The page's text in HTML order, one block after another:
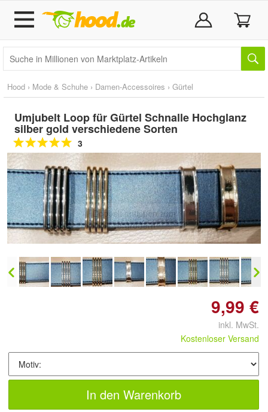
Hood › Mode & Schuhe › Damen-Accessoires › Gürtel
Umjubelt Loop für Gürtel Schnalle Hochglanz
silber gold verschiedene Sorten
3
Doppelt antippen zum
vergrößern
9,99 €
inkl. MwSt.
Kostenloser Versand
In den Warenkorb